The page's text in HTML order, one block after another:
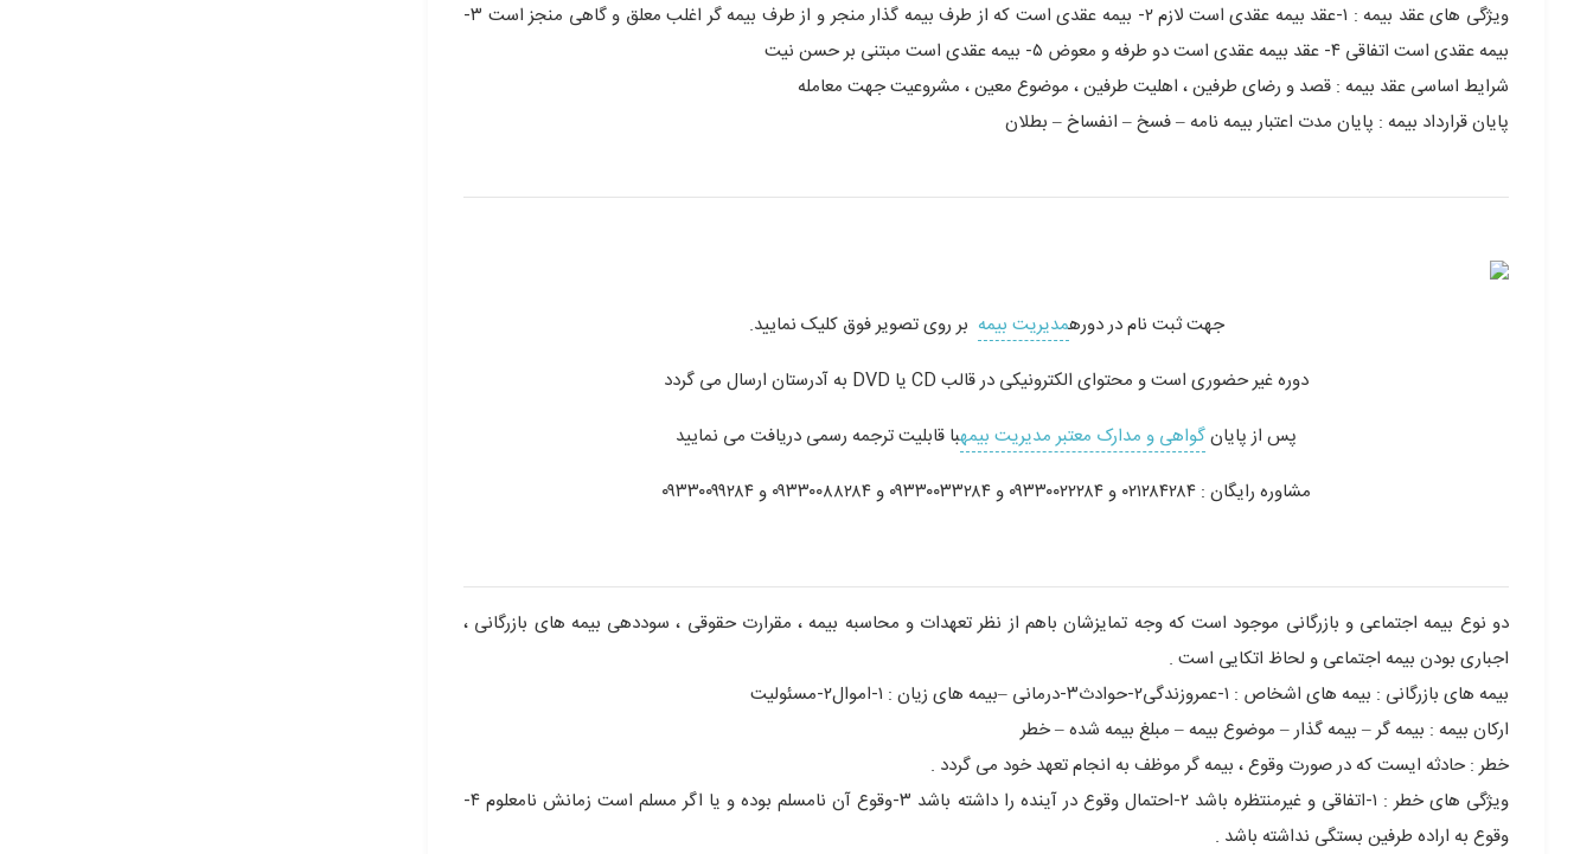
ویژگی های عقد بیمه : ۱-عقد بیمه عقدی است لازم ۲- بیمه عقدی است که از طرف بیمه گذار منجر و از طرف بیمه گر اغلب معلق و گاهی منجز است ۳-
بیمه عقدی است اتفاقی ۴- عقد بیمه عقدی است دو طرفه و معوض ۵- بیمه عقدی است مبتنی بر حسن نیت
شرایط اساسی عقد بیمه : قصد و رضای طرفین ، اهلیت طرفین ، موضوع معین ، مشروعیت جهت معامله
پایان قرارداد بیمه : پایان مدت اعتبار بیمه نامه – فسخ – انفساخ – بطلان
جهت ثبت نام در دورهمدیریت بیمه بر روی تصویر فوق کلیک نمایید.
دوره غیر حضوری است و محتوای الکترونیکی در قالب CD یا DVD به آدرستان ارسال می گردد
پس از پایانگواهی و مدارک معتبر مدیریت بیمهبا قابلیت ترجمه رسمی دریافت می نمایید
مشاوره رایگان : ۰۲۱۲۸۴۲۸۴ و ۰۹۳۳۰۰۲۲۲۸۴ و ۰۹۳۳۰۰۳۳۲۸۴ و ۰۹۳۳۰۰۸۸۲۸۴ و ۰۹۳۳۰۰۹۹۲۸۴
دو نوع بیمه اجتماعی و بازرگانی موجود است که وجه تمایزشان باهم از نظر تعهدات و محاسبه بیمه ، مقرارت حقوقی ، سوددهی بیمه های بازرگانی ،
اجباری بودن بیمه اجتماعی و لحاظ اتکایی است .
بیمه های بازرگانی : بیمه های اشخاص : ۱-عمروزندگی۲-حوادث۳-درمانی –بیمه های زیان : ۱-اموال۲-مسئولیت
ارکان بیمه : بیمه گر – بیمه گذار – موضوع بیمه – مبلغ بیمه شده – خطر
خطر : حادثه ایست که در صورت وقوع ، بیمه گر موظف به انجام تعهد خود می گردد .
ویژگی های خطر : ۱-اتفاقی و غیرمنتظره باشد ۲-احتمال وقوع در آینده را داشته باشد ۳-وقوع آن نامسلم بوده و یا اگر مسلم است زمانش نامعلوم ۴-
وقوع به اراده طرفین بستگی نداشته باشد .